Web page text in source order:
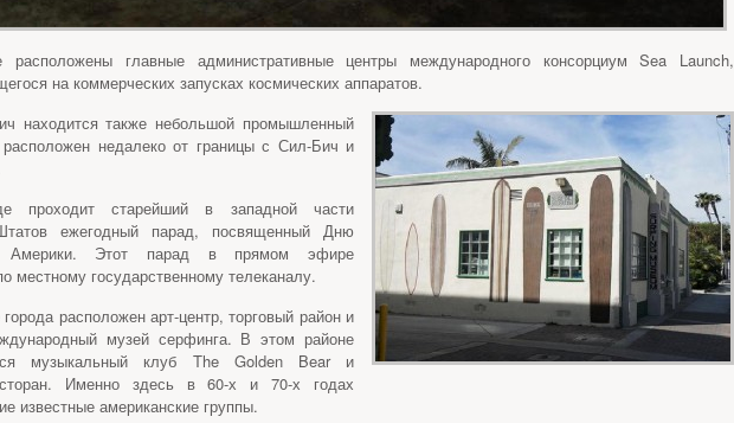
главные административные центры международного консорциум Sea Launch,
на коммерческих запусках космических аппаратов.
находится также небольшой промышленный
расположен недалеко от границы с Сил-Бич и
проходит старейший в западной части
ежегодный парад, посвященный Дню
Америки. Этот парад в прямом эфире
местному государственному телеканалу.
расположен арт-центр, торговый район и
музей серфинга. В этом районе
музыкальный клуб The Golden Bear и
Именно здесь в 60-х и 70-х годах
известные американские группы.